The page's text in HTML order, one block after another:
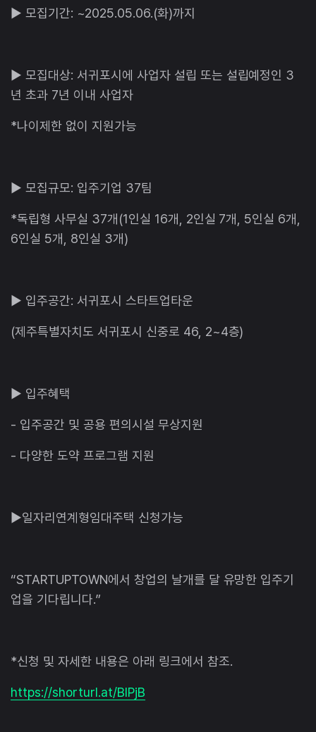
▶ 모집기간: ~2025.05.06.(화)까지
▶ 모집대상: 서귀포시에 사업자 설립 또는 설립예정인 3
년 초과 7년 이내 사업자
*나이제한 없이 지원가능
▶ 모집규모: 입주기업 37팀
*독립형 사무실 37개(1인실 16개, 2인실 7개, 5인실 6개,
6인실 5개, 8인실 3개)
▶ 입주공간: 서귀포시 스타트업타운
(제주특별자치도 서귀포시 신중로 46, 2~4층)
▶ 입주혜택
- 입주공간 및 공용 편의시설 무상지원
- 다양한 도약 프로그램 지원
▶일자리연계형임대주택 신청가능
“STARTUPTOWN에서 창업의 날개를 달 유망한 입주기
업을 기다립니다.”
*신청 및 자세한 내용은 아래 링크에서 참조.
https://shorturl.at/BIPjB